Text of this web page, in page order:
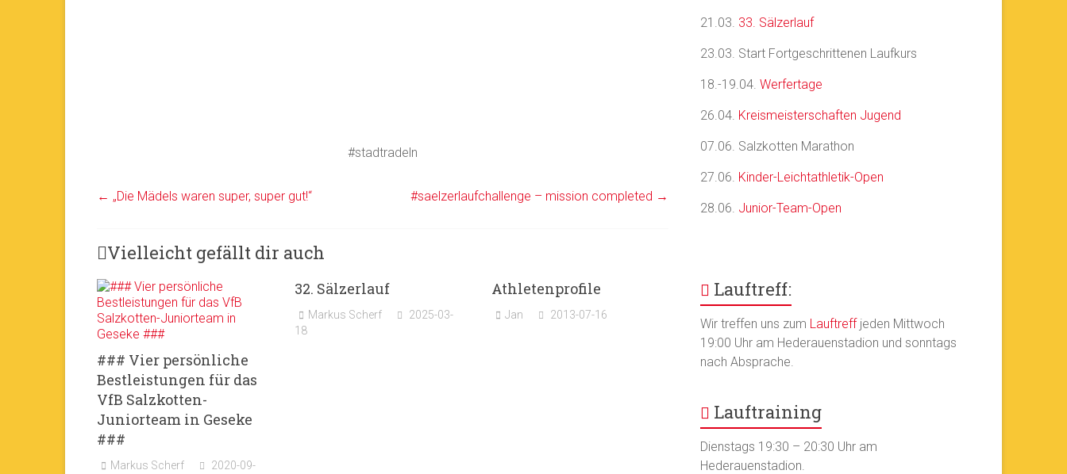
#stadtradeln
← „Die Mädels waren super, super gut!“ #saelzerlaufchallenge – mission completed →
Vielleicht gefällt dir auch
### Vier persönliche
Bestleistungen für das
VfB Salzkotten-
Juniorteam in Geseke
###
Markus Scherf
2020-09-
32. Sälzerlauf
Markus Scherf
2025-03-
18
Athletenprofile
Jan 2013-07-16
21.03. 33. Sälzerlauf
23.03. Start Fortgeschrittenen Laufkurs
18.-19.04.Werfertage
26.04. Kreismeisterschaften Jugend
07.06. Salzkotten Marathon
27.06. Kinder-Leichtathletik-Open
28.06. Junior-Team-Open
Lauftreff:
Wir treffen uns zum Lauftreffjeden Mittwoch
19:00 Uhr am Hederauenstadion und sonntags
nach Absprache.
Lauftraining
Dienstags 19:30 – 20:30 Uhr am
Hederauenstadion.